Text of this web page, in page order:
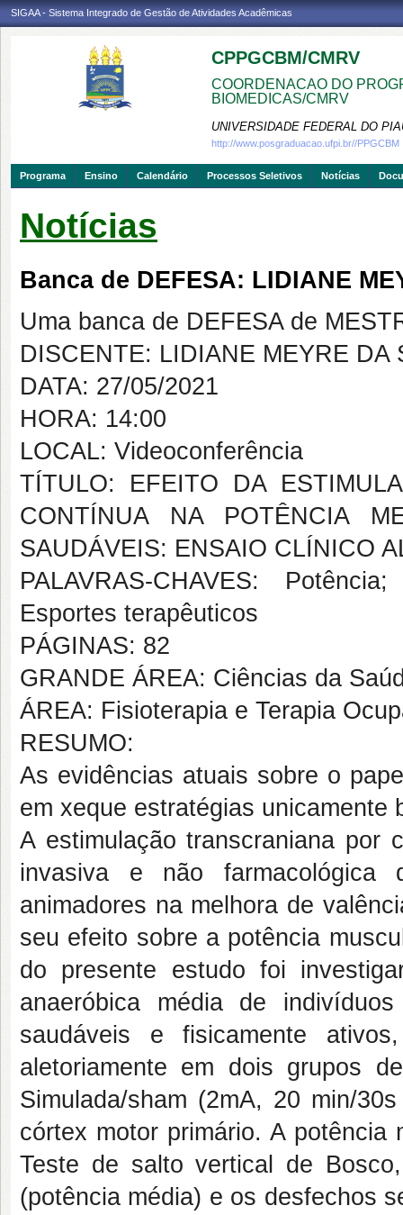
SIGAA - Sistema Integrado de Gestão de Atividades Acadêmicas
CPPGCBM/CMRV
COORDENACAO DO
BIOMEDICAS/CMRV
UNIVERSIDADE FEDERAL DO
http://www.posgraduacao.ufpi.br//PPGCBM
Programa Ensino Calendário Processos Seletivos Notícias
Notícias
Banca de DEFESA: LIDIANE
Uma banca de DEFESA de
DISCENTE: LIDIANE MEYRE DA
DATA: 27/05/2021
HORA: 14:00
LOCAL: Videoconferência
TÍTULO: EFEITO DA
CONTÍNUA NA POTÊNCIA
SAUDÁVEIS: ENSAIO CLÍNICO
PALAVRAS-CHAVES:
Esportes terapêuticos
PÁGINAS: 82
GRANDE ÁREA: Ciências da
ÁREA: Fisioterapia e Terapia
RESUMO:
As evidências atuais sobre o
em xeque estratégias unicamente
A estimulação transcraniana por
invasiva e não farmacológica
animadores na melhora de
seu efeito sobre a potência
do presente estudo foi
anaeróbica média de
saudáveis e fisicamente
aletoriamente em dois grupos
Simulada/sham (2mA, 20 min/
córtex motor primário. A
Teste de salto vertical de
(potência média) e os desfechos